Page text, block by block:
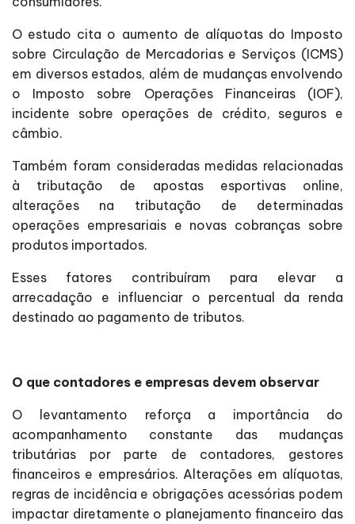
O estudo cita o aumento de alíquotas do Imposto
sobre Circulação de Mercadorias e Serviços (ICMS)
em diversos estados, além de mudanças envolvendo
o Imposto sobre Operações Financeiras (IOF),
incidente sobre operações de crédito, seguros e
câmbio.
Também foram consideradas medidas relacionadas
à tributação de apostas esportivas online,
alterações na tributação de determinadas
operações empresariais e novas cobranças sobre
produtos importados.
Esses fatores contribuíram para elevar a
arrecadação e influenciar o percentual da renda
destinado ao pagamento de tributos.
O que contadores e empresas devem observar
O levantamento reforça a importância do
acompanhamento constante das mudanças
tributárias por parte de contadores, gestores
financeiros e empresários. Alterações em alíquotas,
regras de incidência e obrigações acessórias podem
impactar diretamente o planejamento financeiro das